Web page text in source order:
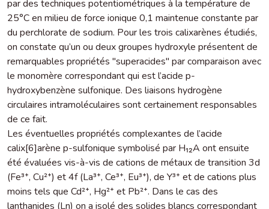
par des techniques potentiométriques à la température de
25°C en milieu de force ionique 0,1 maintenue constante par
du perchlorate de sodium. Pour les trois calixarènes étudiés,
on constate qu’un ou deux groupes hydroxyle présentent de
remarquables propriétés "superacides" par comparaison avec
le monomère correspondant qui est l’acide p-
hydroxybenzène sulfonique. Des liaisons hydrogène
circulaires intramoléculaires sont certainement responsables
de ce fait.
Les éventuelles propriétés complexantes de l’acide
calix[6]arène p-sulfonique symbolisé par H₁₂A ont ensuite
été évaluées vis-à-vis de cations de métaux de transition 3d
(Fe³⁺, Cu²⁺) et 4f (La³⁺, Ce³⁺, Eu³⁺), de Y³⁺ et de cations plus
moins tels que Cd²⁺, Hg²⁺ et Pb²⁺. Dans le cas des
lanthanides (Ln) on a isolé des solides blancs correspondant